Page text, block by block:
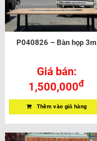
P040826 – Bàn họp 3m
Giá bán:
1,500,000đ
Thêm vào giỏ hàng